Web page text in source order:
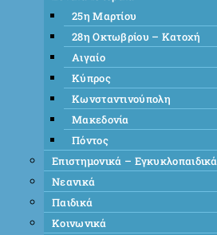
25η Μαρτίου
28η Οκτωβρίου – Κατοχή
Αιγαίο
Κύπρος
Κωνσταντινούπολη
Μακεδονία
Πόντος
Επιστημονικά – Εγκυκλοπαιδικά
Νεανικά
Παιδικά
Κοινωνικά